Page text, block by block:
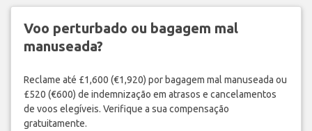
Voo perturbado ou bagagem mal
manuseada?
Reclame até £1,600 (€1,920) por bagagem mal manuseada ou
£520 (€600) de indemnização em atrasos e cancelamentos
de voos elegíveis. Verifique a sua compensação
gratuitamente.